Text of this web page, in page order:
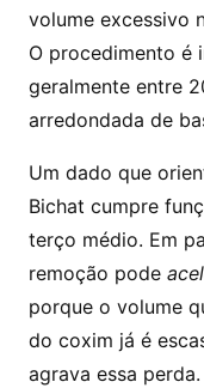
volume excessivo
O procedimento é
geralmente entre
arredondada de
Um dado que
Bichat cumpre
terço médio. Em
remoção pode
porque o volume
do coxim já é
agrava essa